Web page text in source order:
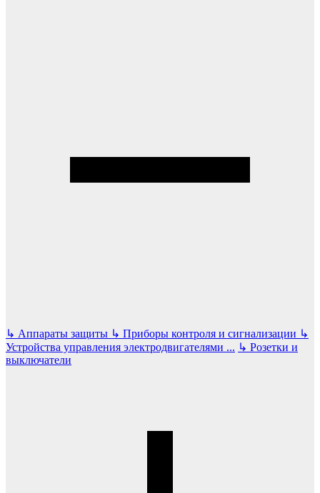
↳ Аппараты защиты ↳ Приборы контроля и сигнализации ↳
Устройства управления электродвигателями ... ↳ Розетки и
выключатели